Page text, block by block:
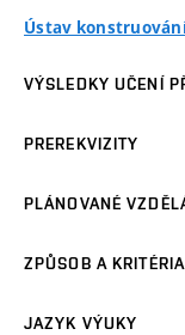
Ústav
VÝSLEDKY UČENÍ
PREREKVIZITY
PLÁNOVANÉ
ZPŮSOB A
JAZYK VÝUKY